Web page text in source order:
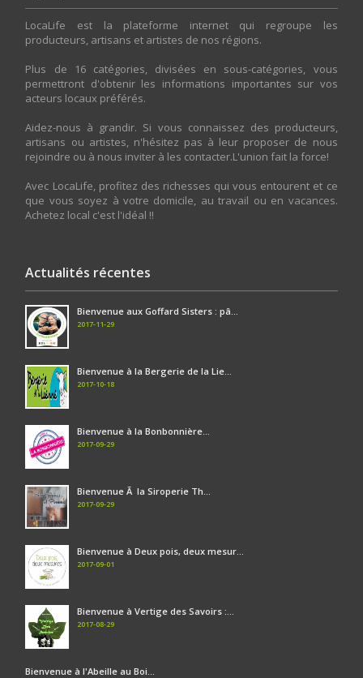
LocaLife est la plateforme internet qui regroupe les
producteurs, artisans et artistes de nos régions.
Plus de 16 catégories, divisées en sous-catégories, vous
permettront d'obtenir les informations importantes sur vos
acteurs locaux préférés.
Aidez-nous à grandir. Si vous connaissez des producteurs,
artisans ou artistes, n'hésitez pas à leur proposer de nous
rejoindre ou à nous inviter à les contacter.L'union fait la force!
Avec LocaLife, profitez des richesses qui vous entourent et ce
que vous soyez à votre domicile, au travail ou en vacances.
Achetez local c'est l'idéal !!
Actualités récentes
Bienvenue aux Goffard Sisters : pâ...
2017-11-29
Bienvenue à la Bergerie de la Lie...
2017-10-18
Bienvenue à la Bonbonnière...
2017-09-29
Bienvenue Ã la Siroperie Th...
2017-09-29
Bienvenue à Deux pois, deux mesur...
2017-09-01
Bienvenue à Vertige des Savoirs :...
2017-08-29
Bienvenue à l'Abeille au Boi...